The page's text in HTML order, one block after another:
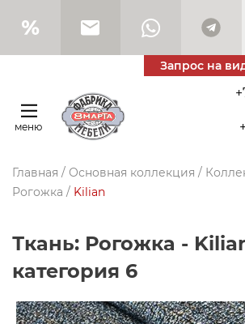
Запрос на
меню
Главная / Основная коллекция /
Рогожка / Kilian
Ткань: Рогожка - Kilian
категория 6